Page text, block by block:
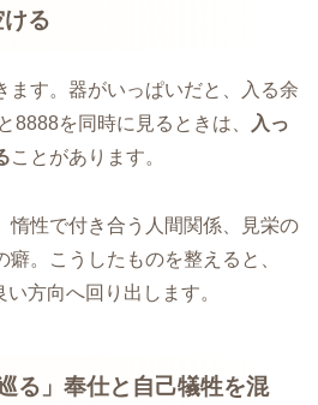
る
ます。器がいっぱいだと、入る余
8888を同時に見るときは、
入っ
ことがあります。
惰性で付き合う人間関係、見栄の
。こうしたものを整えると、
方向へ回り出します。
る」奉仕と自己犠牲を混